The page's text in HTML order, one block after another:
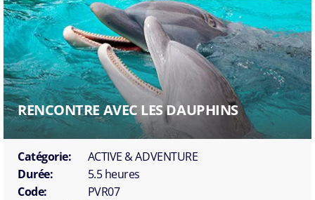
RENCONTRE AVEC LES DAUPHINS
Catégorie:
ACTIVE & ADVENTURE
Durée:
5.5 heures
Code:
PVR07